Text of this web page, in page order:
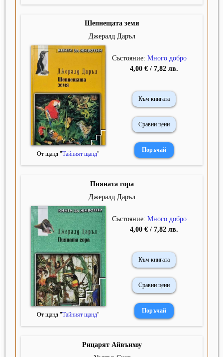
Шепнещата земя
Джералд Даръл
От щанд "Тайният щанд"
Състояние: Много добро
4,00 € / 7,82 лв.
Към книгата
Сравни цени
Пияната гора
Джералд Даръл
От щанд "Тайният щанд"
Състояние: Много добро
4,00 € / 7,82 лв.
Към книгата
Сравни цени
Рицарят Айвънхоу